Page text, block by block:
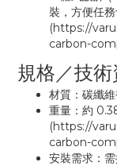
裝，方便任
(https://
carbon-
規格／技術
材質：碳纖
重量：約
(https://
carbon-
安裝需求：